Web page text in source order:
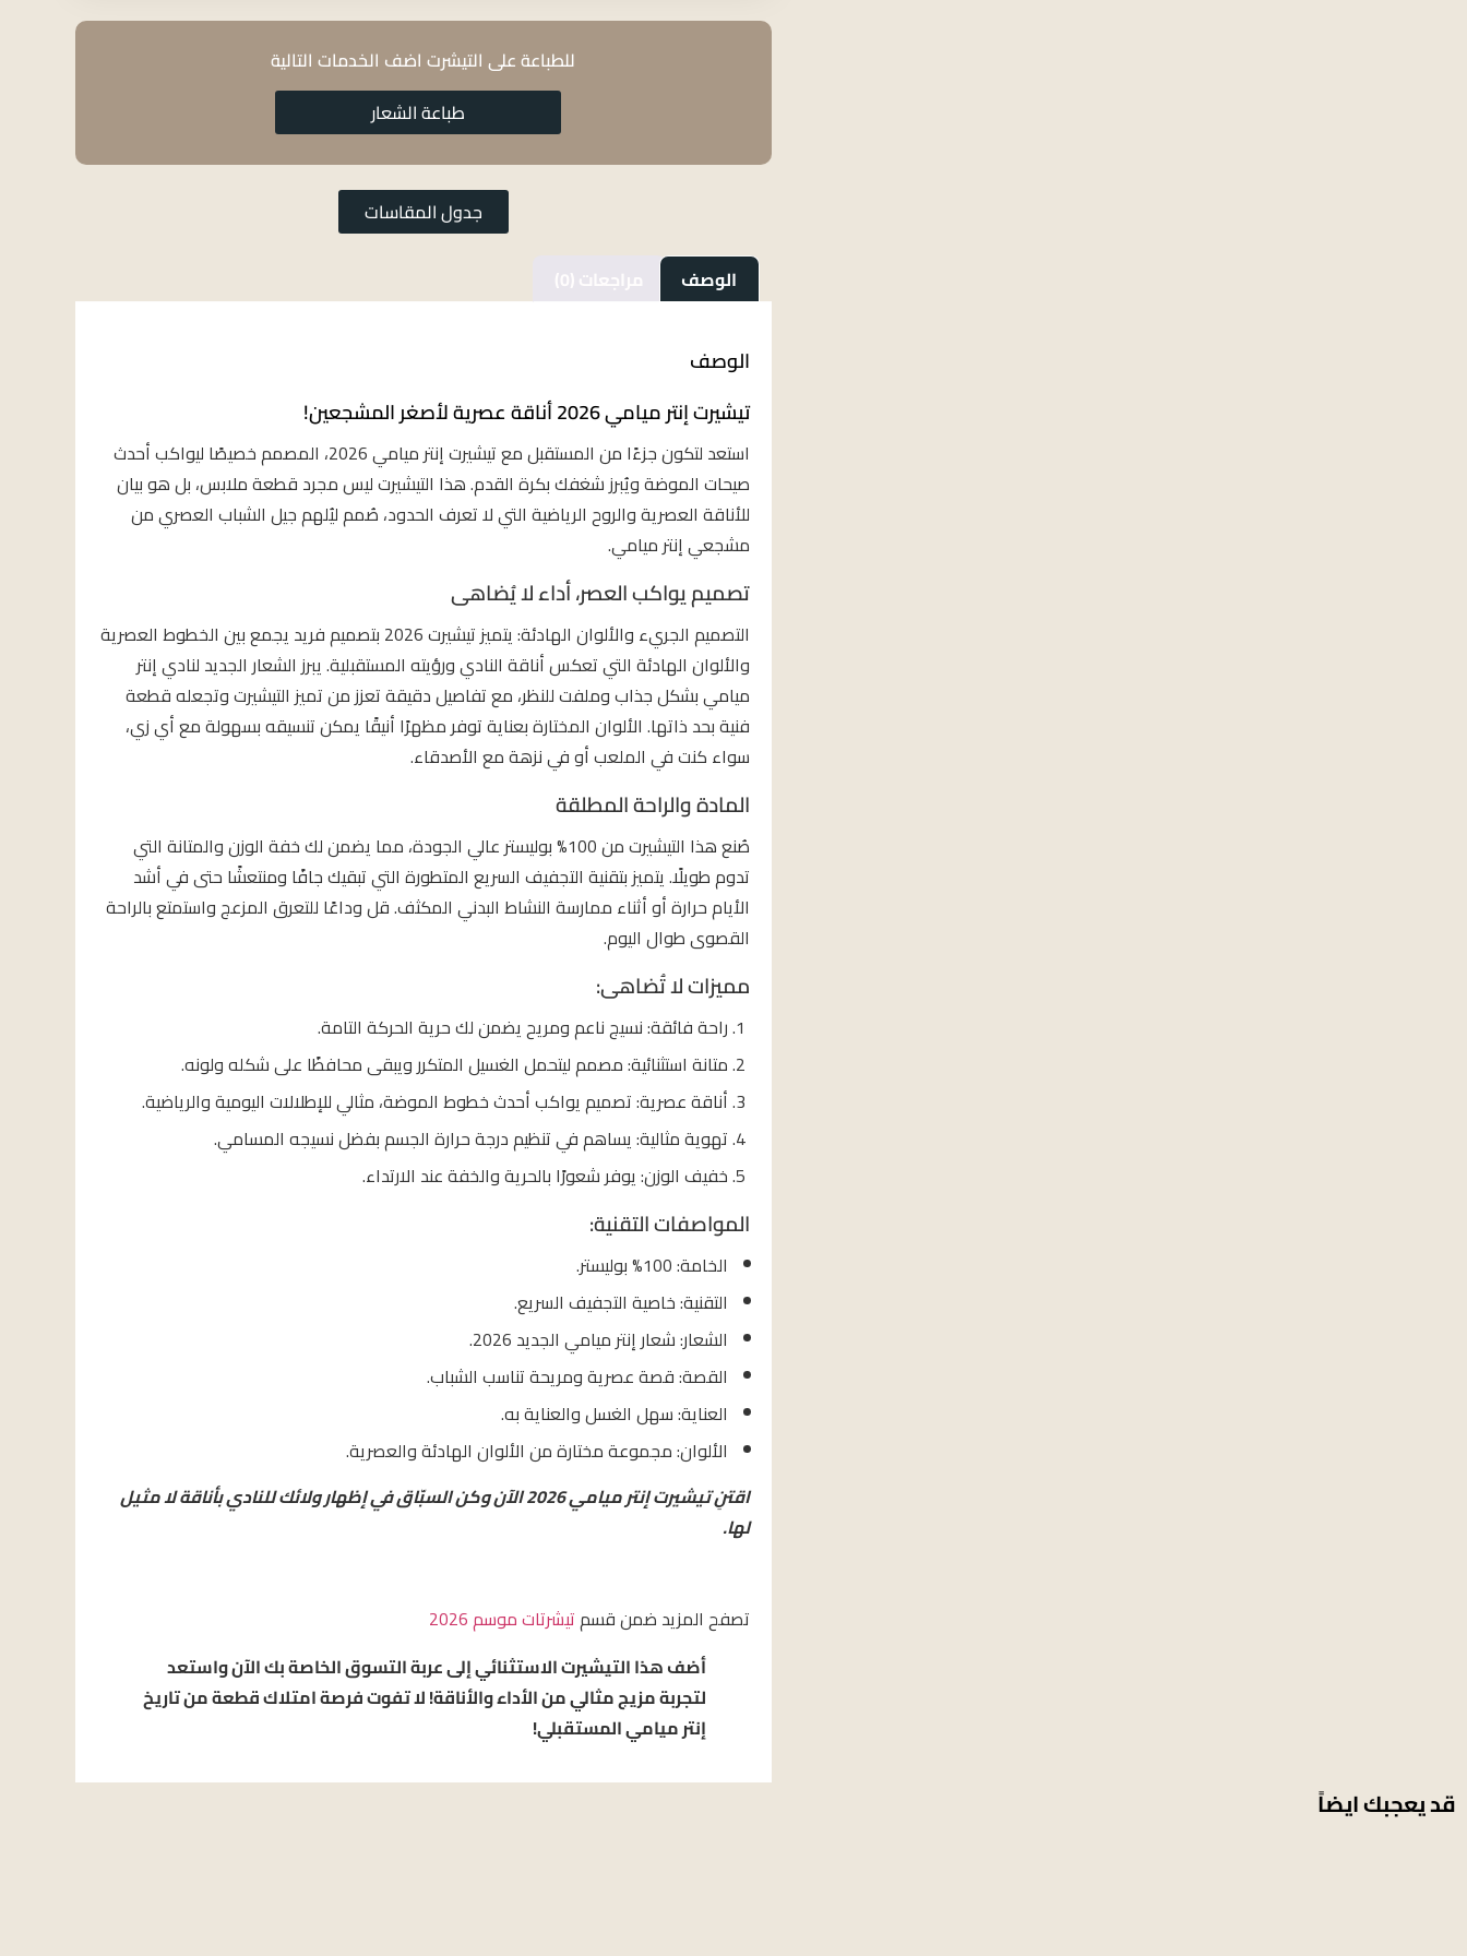
للطباعة على التيشرت اضف الخدمات التالية
طباعة الشعار
جدول المقاسات
الوصف
الوصف
تيشيرت إنتر ميامي 2026 أناقة عصرية لأصغر المشجعين!
استعد لتكون جزءًا من المستقبل مع تيشيرت إنتر ميامي 2026، المصمم خصيصًا ليواكب أحدث
صيحات الموضة ويُبرز شغفك بكرة القدم. هذا التيشيرت ليس مجرد قطعة ملابس، بل هو بيان
للأناقة العصرية والروح الرياضية التي لا تعرف الحدود، صُمم ليُلهم جيل الشباب العصري من
مشجعي إنتر ميامي.
تصميم يواكب العصر، أداء لا يُضاهى
التصميم الجريء والألوان الهادئة: يتميز تيشيرت 2026 بتصميم فريد يجمع بين الخطوط العصرية
والألوان الهادئة التي تعكس أناقة النادي ورؤيته المستقبلية. يبرز الشعار الجديد لنادي إنتر
ميامي بشكل جذاب وملفت للنظر، مع تفاصيل دقيقة تعزز من تميز التيشيرت وتجعله قطعة
فنية بحد ذاتها. الألوان المختارة بعناية توفر مظهرًا أنيقًا يمكن تنسيقه بسهولة مع أي زي،
سواء كنت في الملعب أو في نزهة مع الأصدقاء.
المادة والراحة المطلقة
صُنع هذا التيشيرت من 100% بوليستر عالي الجودة، مما يضمن لك خفة الوزن والمتانة التي
تدوم طويلًا. يتميز بتقنية التجفيف السريع المتطورة التي تبقيك جافًا ومنتعشًا حتى في أشد
الأيام حرارة أو أثناء ممارسة النشاط البدني المكثف. قل وداعًا للتعرق المزعج واستمتع بالراحة
القصوى طوال اليوم.
مميزات لا تُضاهى:
راحة فائقة: نسيج ناعم ومريح يضمن لك حرية الحركة التامة.
متانة استثنائية: مصمم ليتحمل الغسيل المتكرر ويبقى محافظًا على شكله ولونه.
أناقة عصرية: تصميم يواكب أحدث خطوط الموضة، مثالي للإطلالات اليومية والرياضية.
تهوية مثالية: يساهم في تنظيم درجة حرارة الجسم بفضل نسيجه المسامي.
خفيف الوزن: يوفر شعورًا بالحرية والخفة عند الارتداء.
المواصفات التقنية:
الخامة: 100% بوليستر.
التقنية: خاصية التجفيف السريع.
الشعار: شعار إنتر ميامي الجديد 2026.
القصة: قصة عصرية ومريحة تناسب الشباب.
العناية: سهل الغسل والعناية به.
الألوان: مجموعة مختارة من الألوان الهادئة والعصرية.
اقتنِ تيشيرت إنتر ميامي 2026 الآن وكن السبّاق في إظهار ولائك للنادي بأناقة لا مثيل
لها.
تصفح المزيد ضمن قسمتيشرتات موسم 2026
أضف هذا التيشيرت الاستثنائي إلى عربة التسوق الخاصة بك الآن واستعد
لتجربة مزيج مثالي من الأداء والأناقة! لا تفوت فرصة امتلاك قطعة من تاريخ
إنتر ميامي المستقبلي!
قد يعجبك ايضاً